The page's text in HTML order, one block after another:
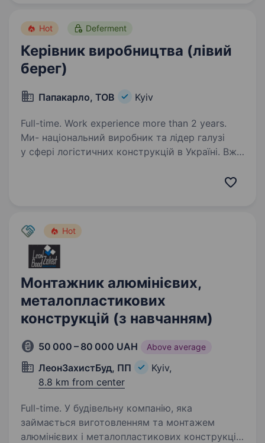
Hot Deferment
Керівник виробництва (лівий
берег)
Папакарло, ТОВ Kyiv
Full-time. Work experience more than 2 years.
Ми- національний виробник та лідер галузі
у сфері логістичних конструкцій в Україні. Вже
підприємства країни надійними рішеннями для
Hot
Монтажник алюмінієвих,
металопластикових
конструкцій (з навчанням)
50 000 – 80 000 UAH Above average
ЛеонЗахистБуд, ПП
Kyiv,
8.8 km from center
Full-time. У будівельну компанію, яка
займається виготовленням та монтажем
алюмінієвих і металопластикових конструкцій,